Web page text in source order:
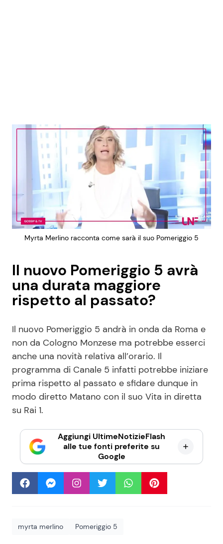
Myrta Merlino racconta come sarà il suo Pomeriggio 5
Il nuovo Pomeriggio 5 avrà
una durata maggiore
rispetto al passato?
Il nuovo Pomeriggio 5 andrà in onda da Roma e
non da Cologno Monzese ma potrebbe esserci
anche una novità relativa all’orario. Il
programma di Canale 5 infatti potrebbe iniziare
prima rispetto al passato e sfidare dunque in
modo diretto Matano con il suo Vita in diretta
su Rai 1.
Aggiungi UltimeNotizieFlash
alle tue fonti preferite su
Google
myrta merlino Pomeriggio 5